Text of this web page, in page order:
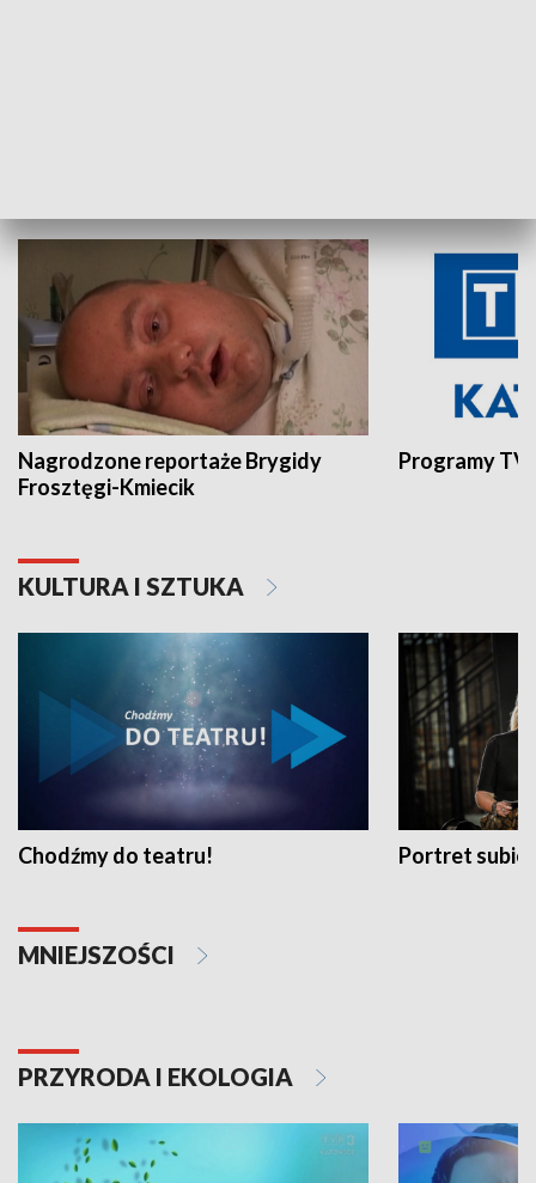
Nagrodzone reportaże Brygidy
Frosztęgi-Kmiecik
Programy
KULTURA I SZTUKA
Chodźmy do teatru! Portret
MNIEJSZOŚCI
PRZYRODA I EKOLOGIA